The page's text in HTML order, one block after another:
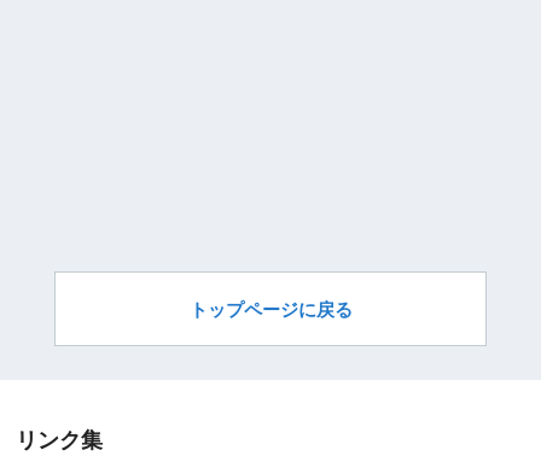
トップページに戻る
リンク集